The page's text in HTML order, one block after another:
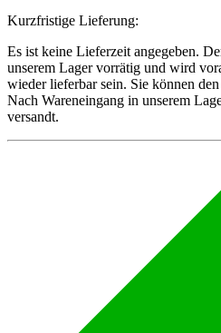
Kurzfristige Lieferung:
Es ist keine Lieferzeit angegeben.
unserem Lager vorrätig und wird
wieder lieferbar sein. Sie können
Nach Wareneingang in unserem
versandt.